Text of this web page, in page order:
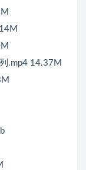
.mp4 14.37M